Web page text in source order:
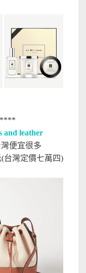
and leather
便宜很多
台灣定價七萬四)